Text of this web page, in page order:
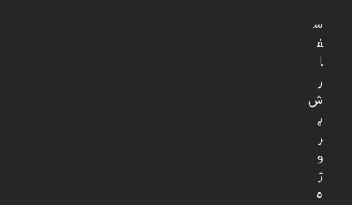
س
ف
ا
ر
ش
پ
ر
و
ژ
ه